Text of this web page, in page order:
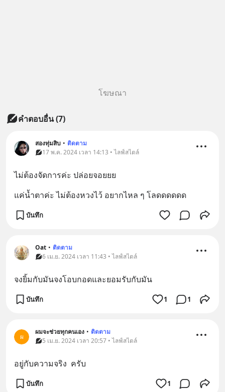
โฆษณา
คำตอบอื่น(7)
สองทุ่มสิบ • ติดตาม
17 พ.ค. 2024 เวลา 14:13 • ไลฟ์สไตล์
ไม่ต้องจัดการค่ะ ปล่อยจอยยย
แค่น้ำตาค่ะ ไม่ต้องหวงไว้ อยากไหล ๆ โลดดดดดด
บันทึก
Oat • ติดตาม
6 เม.ย. 2024 เวลา 11:43 • ไลฟ์สไตล์
จงยิ้มกับมันจงโอบกอดและยอมรับกับมัน
บันทึก 1 1
ผ
ผมจะช่วยทุกคนเอง • ติดตาม
5 เม.ย. 2024 เวลา 20:57 • ไลฟ์สไตล์
อยู่กับความจริง  ครับ
บันทึก 1